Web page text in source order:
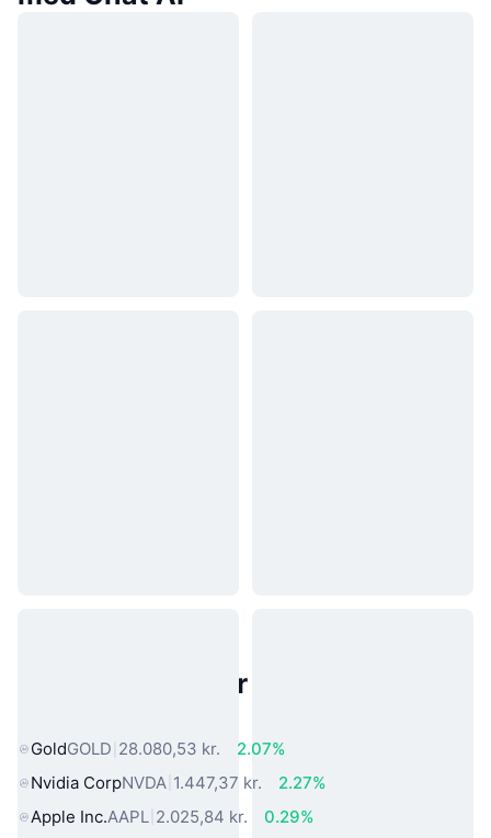
Populære aktiver fra den virkelige
GoldGOLD 28.080,53 kr.
2.07%
Nvidia CorpNVDA 1.447,37 kr.
2.27%
Apple Inc.AAPL 2.025,84 kr.
0.29%